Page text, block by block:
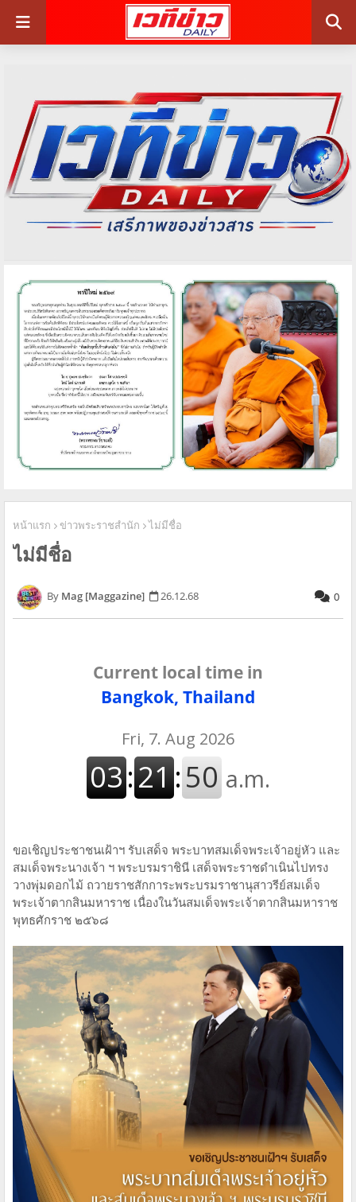
หน้าแรก ข่าวพระราชสำนัก ไม่มีชื่อ
ไม่มีชื่อ
Mag [Maggazine] 26.12.68 0
Current local time in
Bangkok, Thailand
ขอเชิญประชาชนเฝ้าฯ รับเสด็จ พระบาทสมเด็จพระเจ้าอยู่หัว และ
สมเด็จพระนางเจ้า ฯ พระบรมราชินี เสด็จพระราชดำเนินไปทรง
วางพุ่มดอกไม้ ถวายราชสักการะพระบรมราชานุสาวรีย์สมเด็จ
พระเจ้าตากสินมหาราช เนื่องในวันสมเด็จพระเจ้าตากสินมหาราช
พุทธศักราช ๒๕๖๘